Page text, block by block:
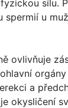
sílu.
spermií u
ovlivňuje
a
okysličení